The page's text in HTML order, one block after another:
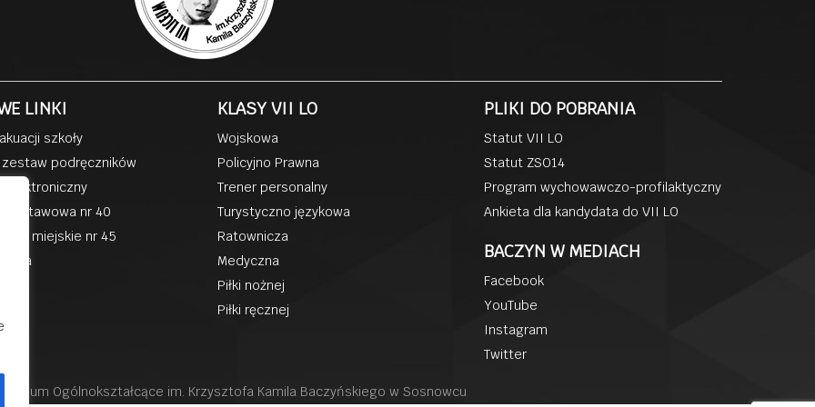
LINKI
szkoły
zestaw podręczników
elektroniczny
podstawowa nr 40
miejskie nr 45
KLASY VII LO
Wojskowa
Policyjno Prawna
Trener personalny
Turystyczno językowa
Ratownicza
Medyczna
Piłki nożnej
Piłki ręcznej
PLIKI DO POBRANIA
Statut VII LO
Statut ZSO14
Program wychowawczo-profilaktyczny
Ankieta dla kandydata do VII LO
BACZYN W MEDIACH
Facebook
YouTube
Instagram
Twitter
liceum Ogólnokształcące im. Krzysztofa Kamila Baczyńskiego w Sosnowcu